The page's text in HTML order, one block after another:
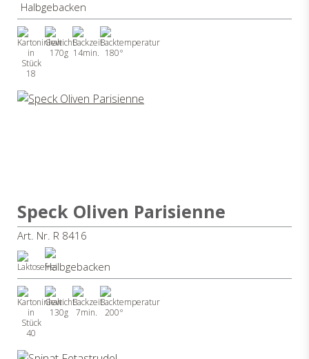
18
170g 14min. 180°
Speck Oliven Parisienne
Art. Nr. R 8416
40
130g 7min. 200°